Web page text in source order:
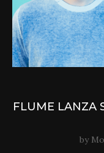
FLUME LANZA
by